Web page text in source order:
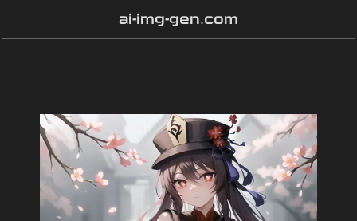
ai-img-gen.com